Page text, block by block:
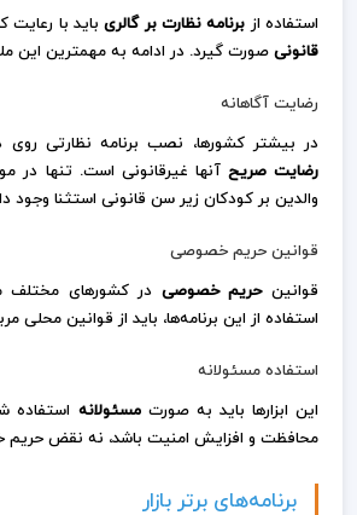
استفاده از برنامه نظارت بر گالریباید با رعایت
قانونی صورت گیرد. در ادامه به مهمترین این
رضایت آگاهانه
در بیشتر کشورها، نصب برنامه نظارتی روی
رضایت صریح آنها غیرقانونی است. تنها در
والدین بر کودکان زیر سن قانونی استثنا وجود
قوانین حریم خصوصی
قوانینحریم خصوصی در کشورهای مختلف
استفاده از این برنامه‌ها، باید از قوانین محلی
استفاده مسئولانه
این ابزارها باید به صورتمسئولانه استفاده
محافظت و افزایش امنیت باشد، نه نقض حریم
برنامه‌های برتر بازار